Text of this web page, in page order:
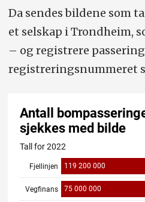
Da sendes bildene som
et selskap i Trondheim,
– og registrere
registreringsnummeret